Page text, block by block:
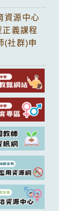
資源中心
義課程
(社群)申